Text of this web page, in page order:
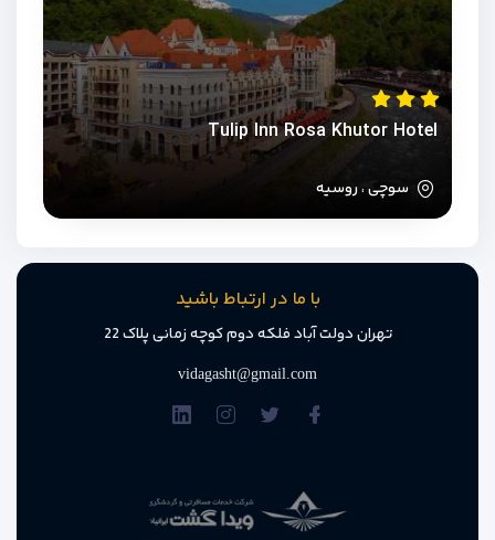
Tulip Inn Rosa Khutor Hotel
سوچی ، روسیه
با ما در ارتباط باشید
تهران دولت آباد فلکه دوم کوچه زمانی پلاک 22
vidagasht@gmail.com